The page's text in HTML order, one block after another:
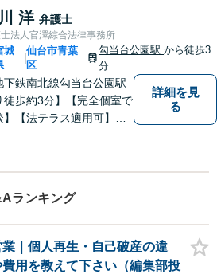
依頼者の立場に立った事
解決をめざします。法律
でお困りの方はお気軽に
談ください。
洋 弁護士
法人官澤綜合法律事務所
城
|
仙台市青葉
区
勾当台公園駅から徒歩3
分
下鉄南北線勾当台公園駅
徒歩約3分】【完全個室で
】【法テラス適用可】案
り円満な結果が実現する
でお困りの方はお気軽に
談ください。
詳細を見
る
ランキング
｜個人再生・自己破産の違
用を教えて下さい（編集部投